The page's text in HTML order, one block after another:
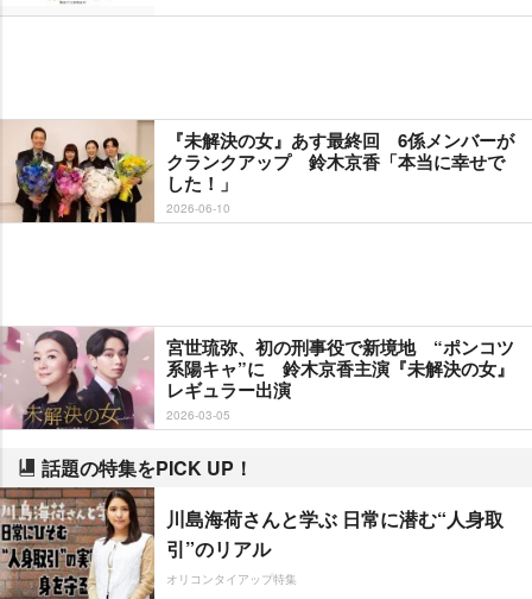
『未解決の女』あす最終回 6係メンバーが
クランクアップ 鈴木京香「本当に幸せで
した！」
2026-06-10
宮世琉弥、初の刑事役で新境地 “ポンコツ
系陽キャ”に 鈴木京香主演『未解決の女』
レギュラー出演
2026-03-05
話題の特集をPICK UP！
川島海荷さんと学ぶ 日常に潜む“人身取
引”のリアル
オリコンタイアップ特集